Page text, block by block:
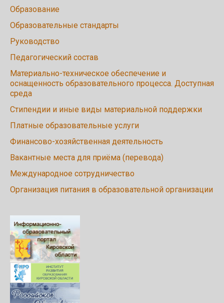
Образование
Образовательные стандарты
Руководство
Педагогический состав
Материально-техническое обеспечение и
оснащенность образовательного процесса. Доступная
среда
Стипендии и иные виды материальной поддержки
Платные образовательные услуги
Финансово-хозяйственная деятельность
Вакантные места для приёма (перевода)
Международное сотрудничество
Организация питания в образовательной организации